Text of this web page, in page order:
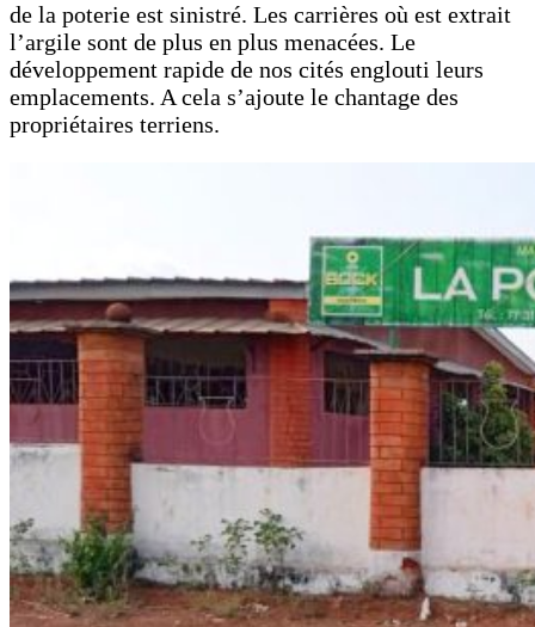
de la poterie est sinistré. Les carrières où est extrait
l’argile sont de plus en plus menacées. Le
développement rapide de nos cités englouti leurs
emplacements. A cela s’ajoute le chantage des
propriétaires terriens.